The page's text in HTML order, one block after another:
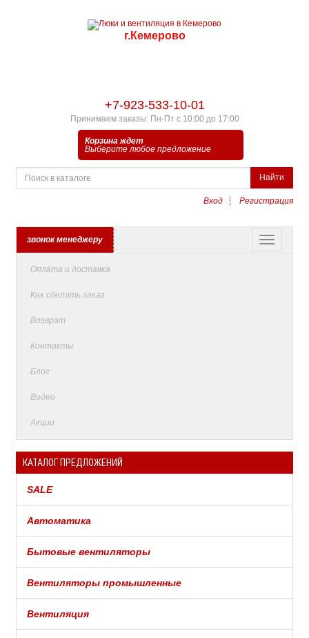
г.Кемерово
+7-923-533-10-01
Принимаем заказы: Пн-Пт с 10:00 до 17:00
Корзина ждет
Выберите любое предложение
Найти
Вход Регистрация
звонок менеджеру
Оплата и доставка
Как сделать заказ
Возврат
Контакты
Блог
Видео
Акции
КАТАЛОГ ПРЕДЛОЖЕНИЙ
SALE
Автоматика
Бытовые вентиляторы
Вентиляторы промышленные
Вентиляция